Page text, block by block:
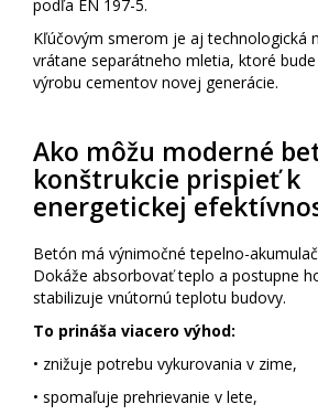
podľa EN 197-5.
Kľúčovým smerom je aj technologická
vrátane separátneho mletia, ktoré
výrobu cementov novej generácie.
Ako môžu moderné
konštrukcie prispieť k
energetickej
Betón má výnimočné tepelno-
Dokáže absorbovať teplo a postupne
stabilizuje vnútornú teplotu budovy.
To prináša viacero výhod:
• znižuje potrebu vykurovania v zime,
• spomaľuje prehrievanie v lete,